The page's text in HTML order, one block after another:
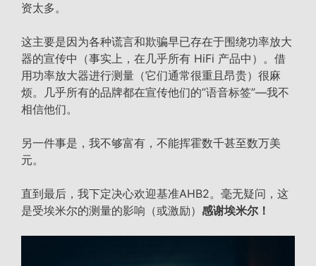
资太多。
这主要是因为各种谎言和欺骗早已存在于围绕功率放大
器的宣传中（事实上，在几乎所有 HiFi 产品中）。借
用功率放大器进行测量（它们通常很重且昂贵）很麻
烦。几乎所有的品牌都在宣传他们的”语音标签”—我不
相信他们。
另一件事是，我不够富有，不能挥霍数千甚至数万美
元。
直到最后，我下定决心欢迎基准AHB2。毫无疑问，这
是受埃米尔的测量的影响（或激励） 感谢埃米尔！